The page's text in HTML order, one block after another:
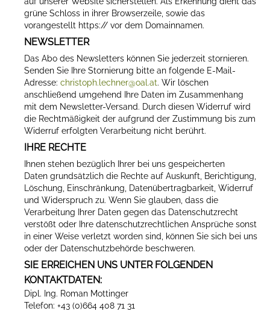
grüne Schloss in ihrer Browserzeile, sowie das
vorangestellt https:// vor dem Domainnamen.
NEWSLETTER
Das Abo des Newsletters können Sie jederzeit stornieren.
Senden Sie Ihre Stornierung bitte an folgende E-Mail-
Adresse: christoph.lechner@oal.at. Wir löschen
anschließend umgehend Ihre Daten im Zusammenhang
mit dem Newsletter-Versand. Durch diesen Widerruf wird
die Rechtmäßigkeit der aufgrund der Zustimmung bis zum
Widerruf erfolgten Verarbeitung nicht berührt.
IHRE RECHTE
Ihnen stehen bezüglich Ihrer bei uns gespeicherten
Daten grundsätzlich die Rechte auf Auskunft, Berichtigung,
Löschung, Einschränkung, Datenübertragbarkeit, Widerruf
und Widerspruch zu. Wenn Sie glauben, dass die
Verarbeitung Ihrer Daten gegen das Datenschutzrecht
verstößt oder Ihre datenschutzrechtlichen Ansprüche sonst
in einer Weise verletzt worden sind, können Sie sich bei uns
oder der Datenschutzbehörde beschweren.
SIE ERREICHEN UNS UNTER FOLGENDEN
KONTAKTDATEN:
Dipl. Ing. Roman Mottinger
Telefon: +43 (0)664 408 71 31